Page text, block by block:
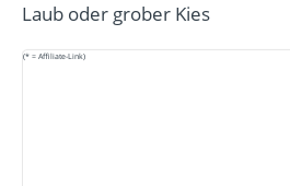
Laub oder grober Kies
(* = Affiliate-Link)